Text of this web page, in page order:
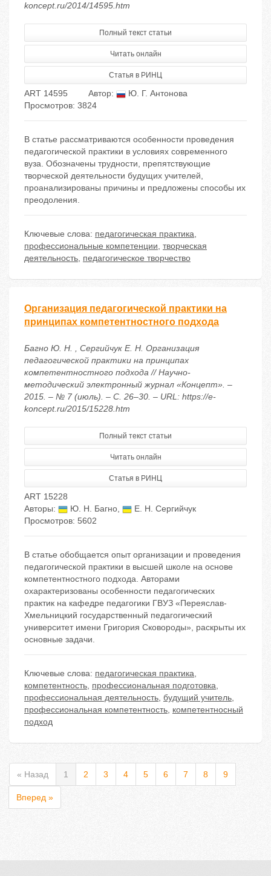
koncept.ru/2014/14595.htm
Полный текст статьи
Читать онлайн
Статья в РИНЦ
ART 14595 Автор:
Ю. Г. Антонова
Просмотров: 3824
В статье рассматриваются особенности проведения
педагогической практики в условиях современного
вуза. Обозначены трудности, препятствующие
творческой деятельности будущих учителей,
проанализированы причины и предложены способы их
преодоления.
Ключевые слова: педагогическая практика,
профессиональные компетенции, творческая
деятельность, педагогическое творчество
Организация педагогической практики на
принципах компетентностного подхода
Багно Ю. Н. , Сергийчук Е. Н. Организация
педагогической практики на принципах
компетентностного подхода // Научно-
методический электронный журнал «Концепт». –
2015. – № 7 (июль). – С. 26–30. – URL: https://e-
koncept.ru/2015/15228.htm
Полный текст статьи
Читать онлайн
Статья в РИНЦ
ART 15228
Авторы:
Ю. Н. Багно,
Е. Н. Сергийчук
Просмотров: 5602
В статье обобщается опыт организации и проведения
педагогической практики в высшей школе на основе
компетентностного подхода. Авторами
охарактеризованы особенности педагогических
практик на кафедре педагогики ГВУЗ «Переяслав-
Хмельницкий государственный педагогический
университет имени Григория Сковороды», раскрыты их
основные задачи.
Ключевые слова: педагогическая практика,
компетентность, профессиональная подготовка,
профессиональная деятельность, будущий учитель,
профессиональная компетентность, компетентносный
подход
« Назад 1 2 3 4 5 6 7 8 9
Вперед »